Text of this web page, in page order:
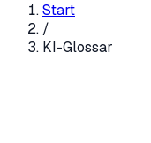
Start
/
KI-Glossar